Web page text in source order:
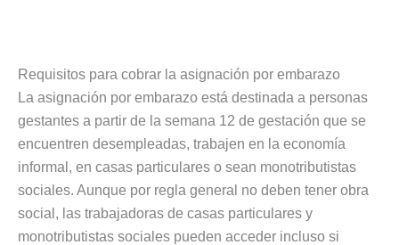
Requisitos para cobrar la asignación por embarazo
La asignación por embarazo está destinada a personas
gestantes a partir de la semana 12 de gestación que se
encuentren desempleadas, trabajen en la economía
informal, en casas particulares o sean monotributistas
sociales. Aunque por regla general no deben tener obra
social, las trabajadoras de casas particulares y
monotributistas sociales pueden acceder incluso si